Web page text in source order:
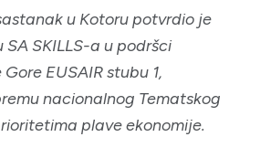
u Kotoru potvrdio je
SKILLS-a u podršci
EUSAIR stubu 1,
nacionalnog Tematskog
plave ekonomije.